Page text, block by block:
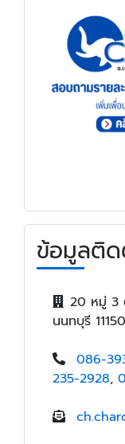
ข้อมูลติ
20 หมู่ 3
นนทบุรี 11150
086-
235-2928,